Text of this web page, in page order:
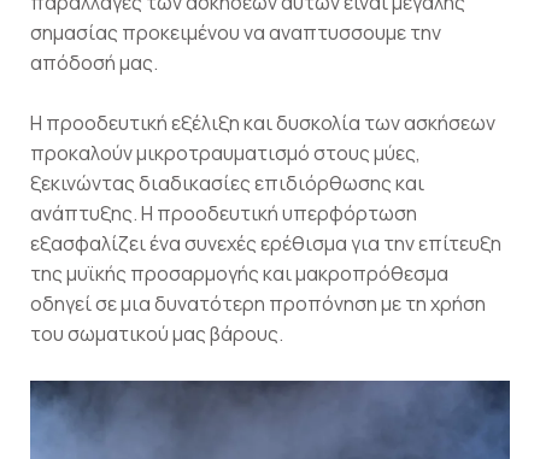
σημασίας προκειμένου να αναπτυσσουμε την
απόδοσή μας.
Η προοδευτική εξέλιξη και δυσκολία των ασκήσεων
προκαλούν μικροτραυματισμό στους μύες,
ξεκινώντας διαδικασίες επιδιόρθωσης και
ανάπτυξης. Η προοδευτική υπερφόρτωση
εξασφαλίζει ένα συνεχές ερέθισμα για την επίτευξη
της μυϊκής προσαρμογής και μακροπρόθεσμα
οδηγεί σε μια δυνατότερη προπόνηση με τη χρήση
του σωματικού μας βάρους.